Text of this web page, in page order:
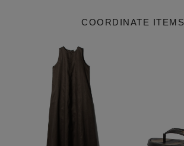
COORDINATE ITEMS